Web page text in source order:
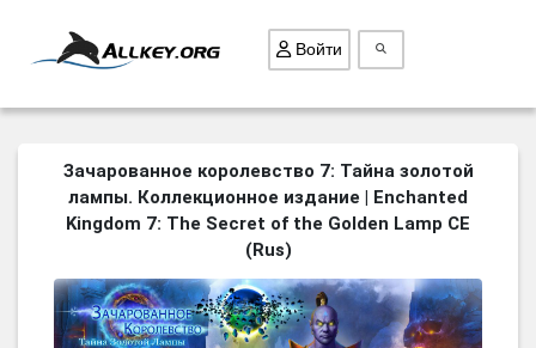
ВСЕ ИГРЫ
ПОИСК ПРЕДМЕТОВ
БИЗНЕС
ТРИ-В-РЯД
Войти
Зачарованное королевство 7: Тайна золотой
лампы. Коллекционное издание | Enchanted
Kingdom 7: The Secret of the Golden Lamp CE
(Rus)